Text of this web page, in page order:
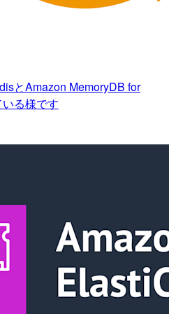
とAmazon MemoryDB for
る様です